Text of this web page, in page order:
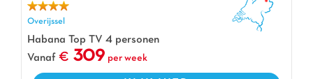
Overijssel
Habana Top TV 4 personen
Vanaf
309 per week